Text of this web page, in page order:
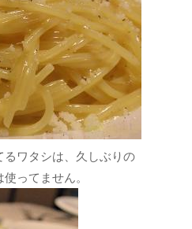
るワタシは、久しぶりの
使ってません。